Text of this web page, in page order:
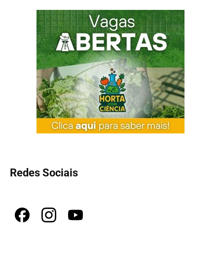
Redes Sociais